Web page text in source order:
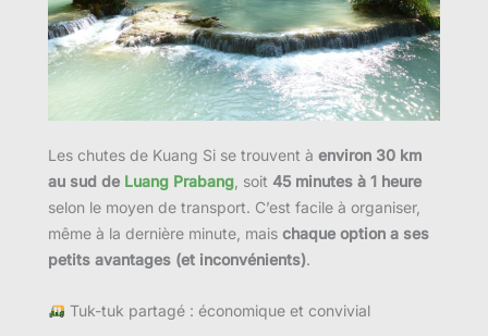
Les chutes de Kuang Si se trouvent à environ 30 km
au sud de Luang Prabang , soit 45 minutes à 1 heure
selon le moyen de transport. C’est facile à organiser,
même à la dernière minute, mais chaque option a ses
petits avantages (et inconvénients).
Tuk-tuk partagé : économique et convivial